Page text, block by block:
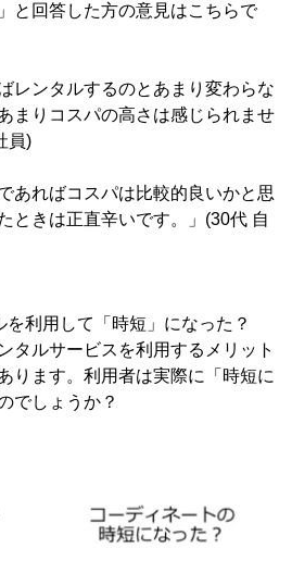
と回答した方の意見はこちらで
レンタルするのとあまり変わらな
まりコスパの高さは感じられませ
員)
あればコスパは比較的良いかと思
ときは正直辛いです。」(30代 自
利用して「時短」になった？
タルサービスを利用するメリット
ります。利用者は実際に「時短に
でしょうか？